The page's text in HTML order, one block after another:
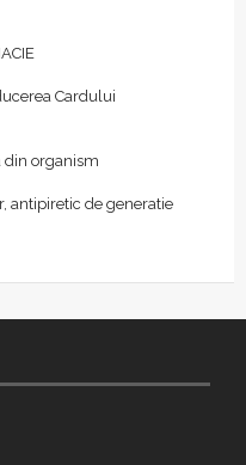
Cardului
din organism
antipiretic de generatie